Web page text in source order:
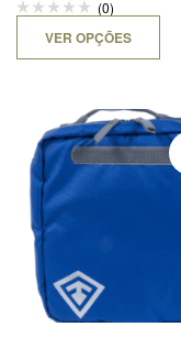
(0)
VER OPÇÕES